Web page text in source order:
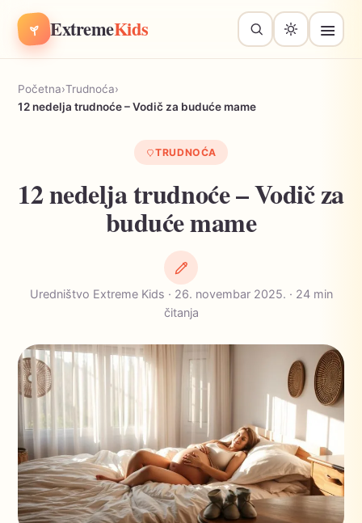
ExtremeKids
Početna›Trudnoća›
12 nedelja trudnoće – Vodič za buduće mame
TRUDNOĆA
12 nedelja trudnoće – Vodič za
buduće mame
Uredništvo Extreme Kids · 26. novembar 2025. · 24 min
čitanja